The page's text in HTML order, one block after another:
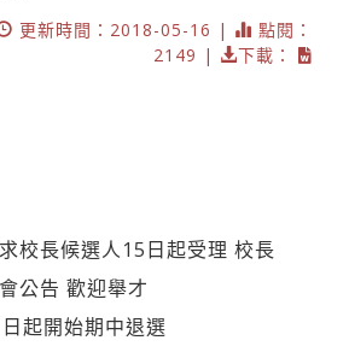
更新時間：2018-05-16 |
點閱：
2149 |
下載：
校長候選人15日起受理 校長
公告 歡迎舉才
起開始期中退選